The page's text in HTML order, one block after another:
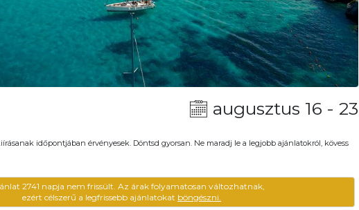
augusztus 16 - 23
időpontjában érvényesek. Döntsd gyorsan. Ne maradj le a legjobb ajánlatokról, kövess
2741 napja nem frissült. Az árak folyamatosan változhatnak,
ezért célszerű a legfrissebb ajánlatokat böngészni.